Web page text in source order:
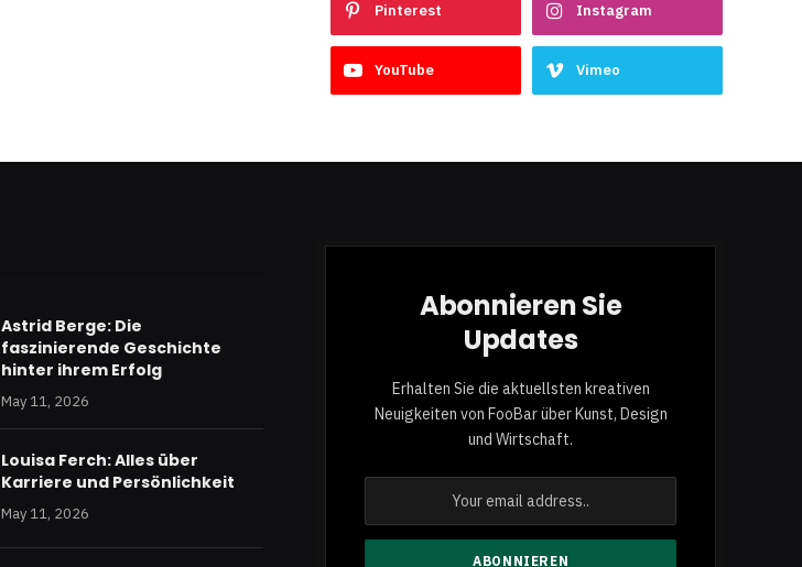
Pinterest Instagram
YouTube Vimeo
Astrid Berge: Die
faszinierende Geschichte
hinter ihrem Erfolg
May 11, 2026
Louisa Ferch: Alles über
Karriere und Persönlichkeit
May 11, 2026
Abonnieren Sie
Updates
Erhalten Sie die aktuellsten kreativen
Neuigkeiten von FooBar über Kunst, Design
und Wirtschaft.